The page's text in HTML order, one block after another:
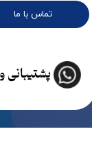
تماس با ما
پشتیبانی